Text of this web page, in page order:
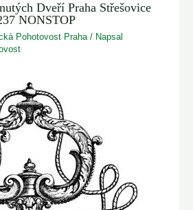
Dveří Praha Střešovice
NONSTOP
Pohotovost Praha / Napsal